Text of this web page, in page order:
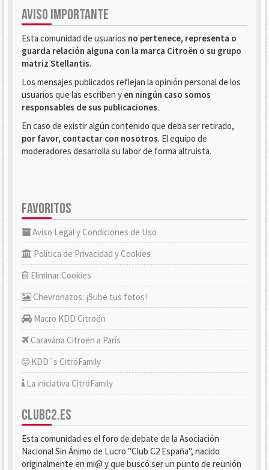
AVISO IMPORTANTE
Esta comunidad de usuarios no pertenece, representa o
guarda relación alguna con la marca Citroën o su grupo
matriz Stellantis.
Los mensajes publicados reflejan la opinión personal de los
usuarios que las escriben y en ningún caso somos
responsables de sus publicaciones.
En caso de existir algún contenido que deba ser retirado,
por favor, contactar con nosotros. El equipo de
moderadores desarrolla su labor de forma altruista.
FAVORITOS
Aviso Legal y Condiciones de Uso
Política de Privacidad y Cookies
Eliminar Cookies
Chevronazos: ¡Sube tus fotos!
Macro KDD Citroën
Caravana Citroën a París
KDD´s CitröFamily
La iniciativa CitröFamily
CLUBC2.ES
Esta comunidad es el foro de debate de la Asociación
Nacional Sin Ánimo de Lucro "Club C2 España", nacido
originalmente en mi@ y que buscó ser un punto de reunión